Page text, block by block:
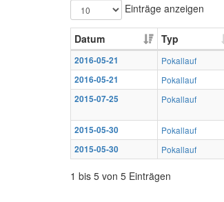
Einträge anzeigen
Datum Typ
2016-05-21 Pokallauf
2016-05-21
Pokallauf
2015-07-25
Pokallauf
2015-05-30 Pokallauf
2015-05-30
Pokallauf
1 bis 5 von 5 Einträgen